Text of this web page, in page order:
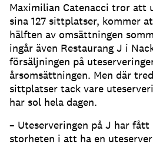
Maximilian Catenacci tror att
sina 127 sittplatser, kommer
hälften av omsättningen
ingår även Restaurang J i
försäljningen på
årsomsättningen. Men där
sittplatser tack vare
har sol hela dagen.
– Uteserveringen på J har
storheten i att ha en